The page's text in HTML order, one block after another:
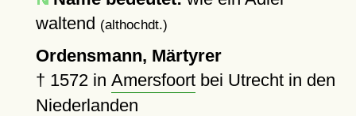
waltend (althochdt.)
Ordensmann, Märtyrer
† 1572in Amersfoortbei Utrecht in den
Niederlanden